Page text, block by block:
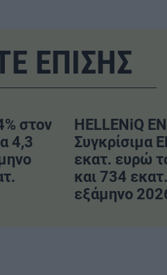
ΕΠΙΣΗΣ
στον
4,3
HELLENiQ
Συγκρίσιμα
εκατ. ευρώ
και 734
εξάμηνο